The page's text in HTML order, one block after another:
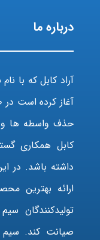
درباره ما
آراد کابل که با
حذف واسطه ها و
کابل همکاری
داشته باشد. در
ارائه بهترین
تولیدکنندگان
صیانت کند. سیم